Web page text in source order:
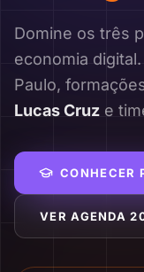
Domine os três
economia
Paulo,
Lucas Cruz e
CONHECER
VER AGENDA